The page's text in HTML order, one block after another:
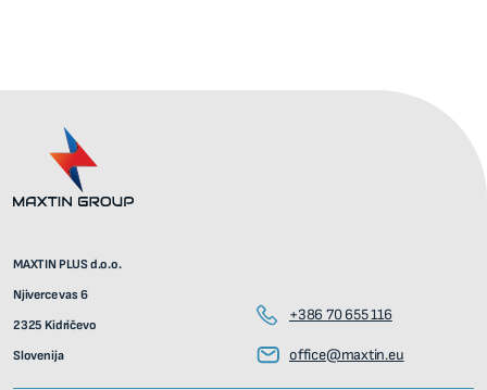
MAXTIN PLUS d.o.o.
Njiverce vas 6
2325 Kidričevo
Slovenija
+386 70 655 116
office@maxtin.eu